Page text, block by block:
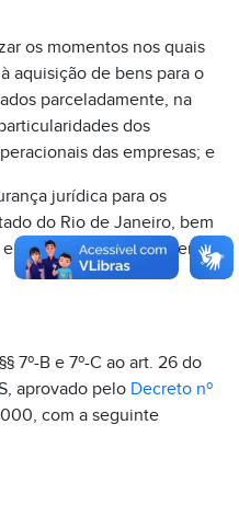
os momentos nos quais
aquisição de bens para o
parceladamente, na
dos
das empresas; e
jurídica para os
do Rio de Janeiro, bem
contenciosos nas esferas
7º-B e 7º-C ao art. 26 do
aprovado pelo Decreto nº
com a seguinte